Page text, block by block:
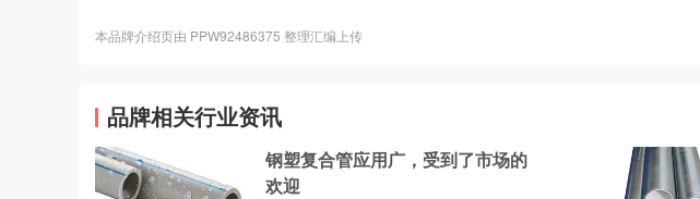
本品牌介绍页由 PPW92486375 整理汇编上传
品牌相关行业资讯
钢塑复合管应用广，受到了市场的
欢迎